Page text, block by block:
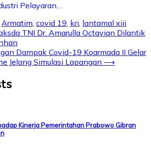
Pelayaran…
Armatim, covid 19, kri, lantamal xiii
TNI Dr. Amarulla Octavian Dilantik
Dampak Covid-19 Koarmada II Gelar
Jelang Simulasi Lapangan ⟶
Kinerja Pemerintahan Prabowo Gibran